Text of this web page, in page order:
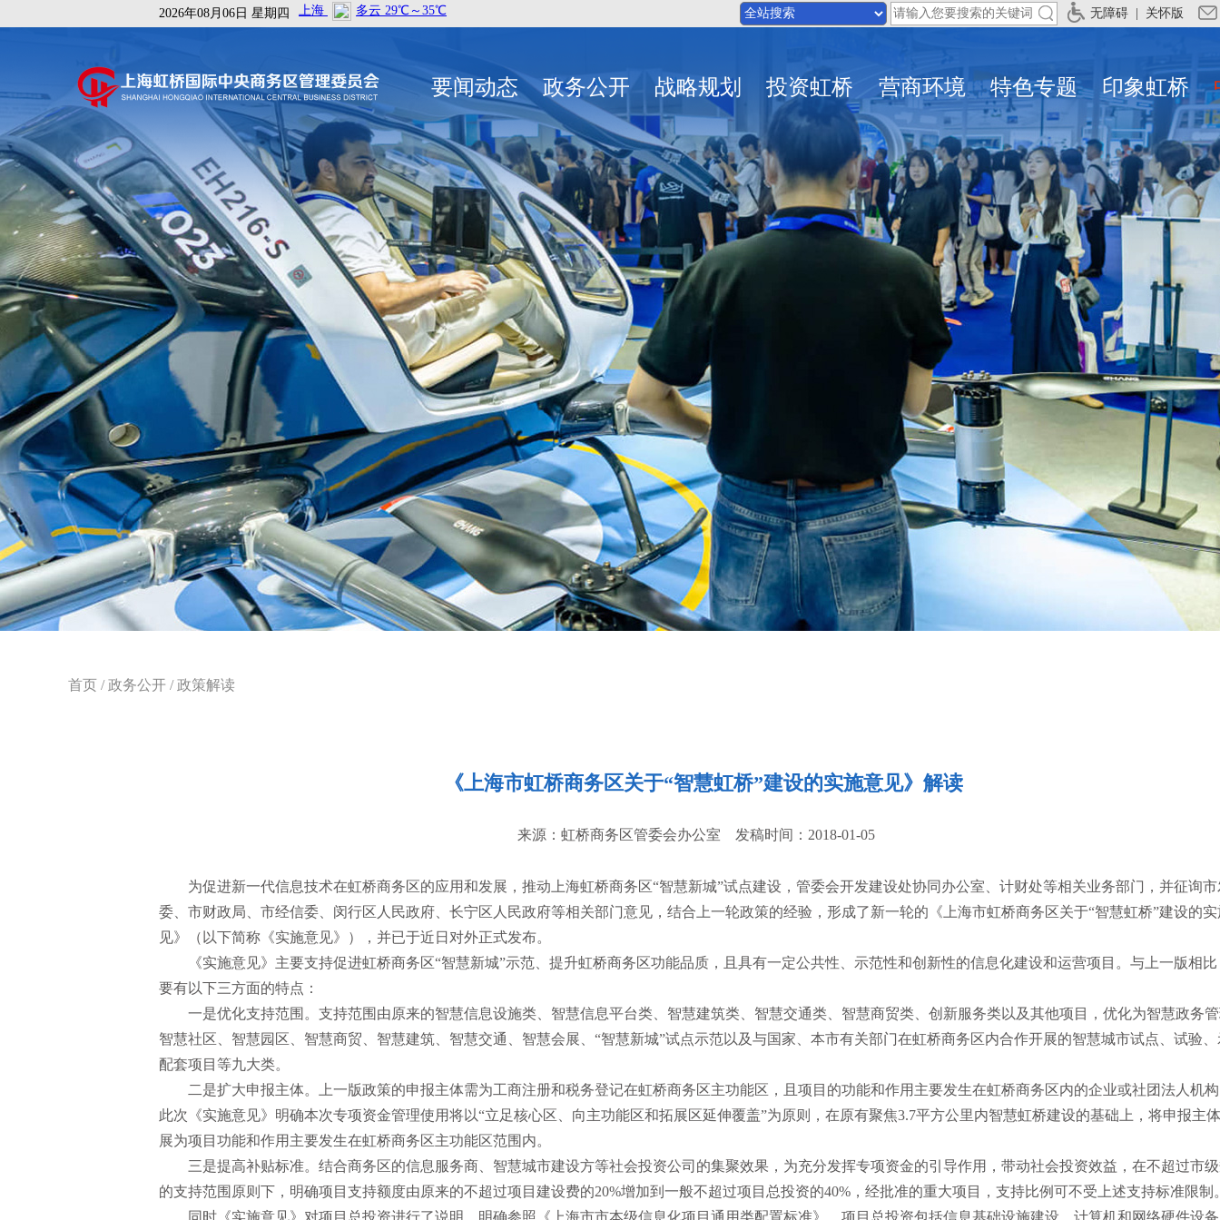
2026年08月06日 星期四 无障碍 关怀版
要闻动态 政务公开 战略规划 投资虹桥 营商环境 特色专题 印象虹桥
首页 /政务公开 /政策解读
《上海市虹桥商务区关于“智慧虹桥”建设的实施意见》解读
来源：虹桥商务区管委会办公室 发稿时间：2018-01-05
为促进新一代信息技术在虹桥商务区的应用和发展，推动上海虹桥商务区“智慧新城”试点建设，管委会开发建设处协同办公室、计财处等相关业务部门，并征询
委、市财政局、市经信委、闵行区人民政府、长宁区人民政府等相关部门意见，结合上一轮政策的经验，形成了新一轮的《上海市虹桥商务区关于“智慧虹桥”建设的
见》（以下简称《实施意见》），并已于近日对外正式发布。
《实施意见》主要支持促进虹桥商务区“智慧新城”示范、提升虹桥商务区功能品质，且具有一定公共性、示范性和创新性的信息化建设和运营项目。与上一版相
要有以下三方面的特点：
一是优化支持范围。支持范围由原来的智慧信息设施类、智慧信息平台类、智慧建筑类、智慧交通类、智慧商贸类、创新服务类以及其他项目，优化为智慧政务
智慧社区、智慧园区、智慧商贸、智慧建筑、智慧交通、智慧会展、“智慧新城”试点示范以及与国家、本市有关部门在虹桥商务区内合作开展的智慧城市试点、试验
配套项目等九大类。
二是扩大申报主体。上一版政策的申报主体需为工商注册和税务登记在虹桥商务区主功能区，且项目的功能和作用主要发生在虹桥商务区内的企业或社团法人机
此次《实施意见》明确本次专项资金管理使用将以“立足核心区、向主功能区和拓展区延伸覆盖”为原则，在原有聚焦3.7平方公里内智慧虹桥建设的基础上，将申报主
展为项目功能和作用主要发生在虹桥商务区主功能区范围内。
三是提高补贴标准。结合商务区的信息服务商、智慧城市建设方等社会投资公司的集聚效果，为充分发挥专项资金的引导作用，带动社会投资效益，在不超过市
的支持范围原则下，明确项目支持额度由原来的不超过项目建设费的20%增加到一般不超过项目总投资的40%，经批准的重大项目，支持比例可不受上述支持标准限制
同时《实施意见》对项目总投资进行了说明，明确参照《上海市市本级信息化项目通用类配置标准》，项目总投资包括信息基础设施建设、计算机和网络硬件设